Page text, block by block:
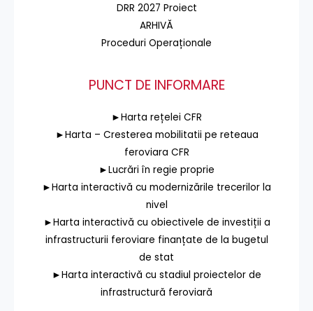
DRR 2027 Proiect
ARHIVĂ
Proceduri Operaționale
PUNCT DE INFORMARE
►Harta rețelei CFR
►Harta – Cresterea mobilitatii pe reteaua
feroviara CFR
►Lucrări în regie proprie
►Harta interactivă cu modernizările trecerilor la
nivel
►Harta interactivă cu obiectivele de investiții a
infrastructurii feroviare finanțate de la bugetul
de stat
►Harta interactivă cu stadiul proiectelor de
infrastructură feroviară